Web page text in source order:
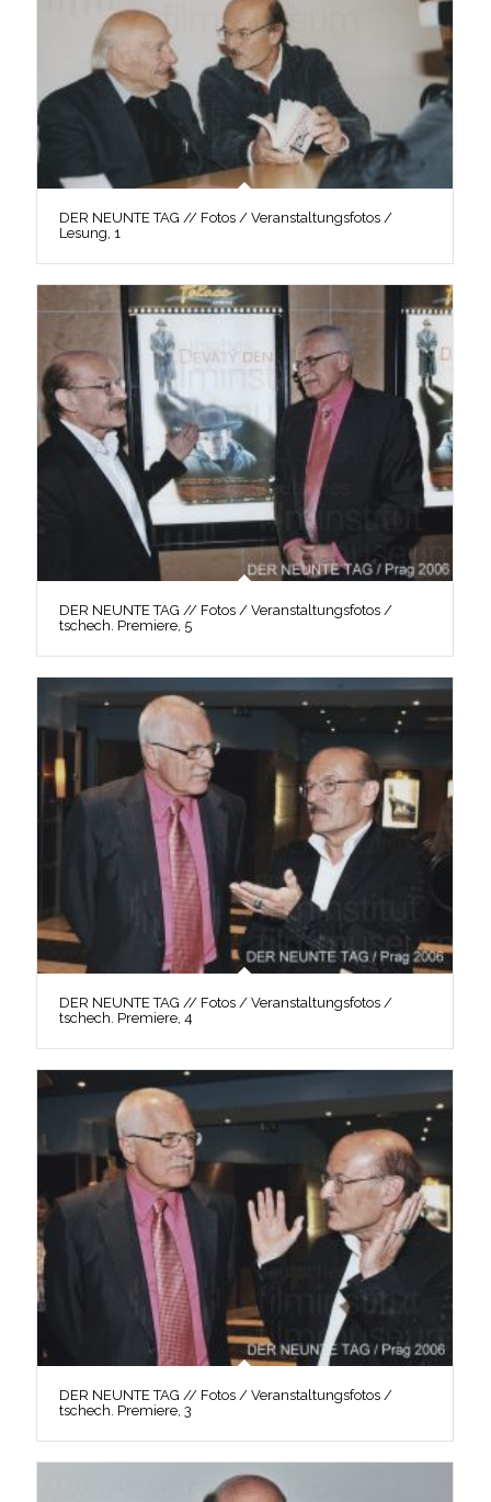
DER NEUNTE TAG // Fotos / Veranstaltungsfotos /
Lesung, 1
DER NEUNTE TAG // Fotos / Veranstaltungsfotos /
tschech. Premiere, 5
DER NEUNTE TAG // Fotos / Veranstaltungsfotos /
tschech. Premiere, 4
DER NEUNTE TAG // Fotos / Veranstaltungsfotos /
tschech. Premiere, 3